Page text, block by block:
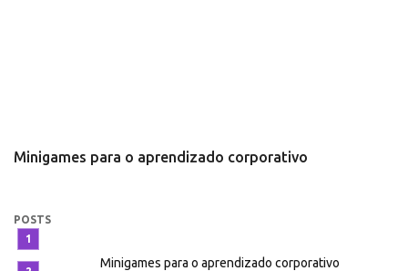
Minigames para o aprendizado corporativo
POSTS
Minigames para o aprendizado corporativo